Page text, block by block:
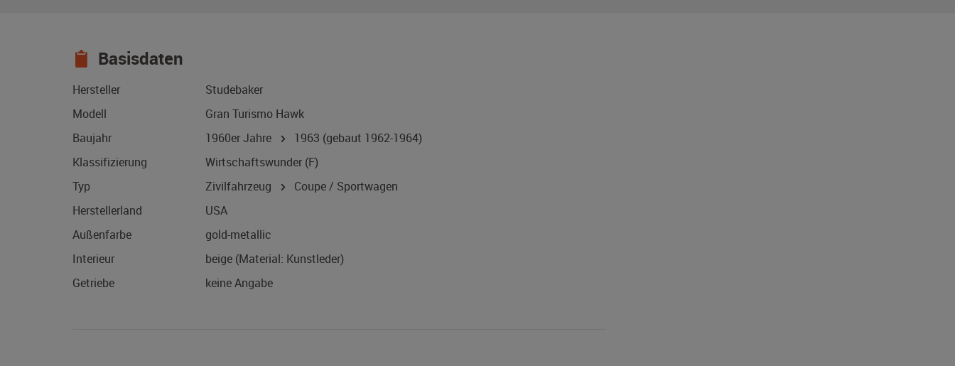
Basisdaten
Hersteller
Studebaker
Modell
Gran Turismo Hawk
Baujahr
1960er Jahre 1963 (gebaut 1962-1964)
Klassifizierung
Wirtschaftswunder (F)
Typ
Zivilfahrzeug
Coupe / Sportwagen
Herstellerland
USA
Außenfarbe
gold-metallic
Interieur
beige (Material: Kunstleder)
Getriebe
keine Angabe